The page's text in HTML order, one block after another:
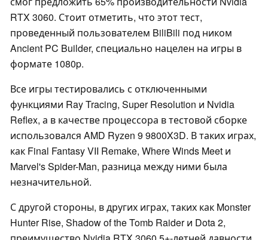
RTX 3060. Стоит отметить, что этот тест,
проведенный пользователем BiliBili под ником
Ancient PC Builder, специально нацелен на игры в
формате 1080p.
Все игры тестировались с отключенными
функциями Ray Tracing, Super Resolution и Nvidia
Reflex, а в качестве процессора в тестовой сборке
использовался AMD Ryzen 9 9800X3D. В таких играх,
как Final Fantasy VII Remake, Where Winds Meet и
Marvel's Spider-Man, разница между ними была
незначительной.
С другой стороны, в других играх, таких как Monster
Hunter Rise, Shadow of the Tomb Raider и Dota 2,